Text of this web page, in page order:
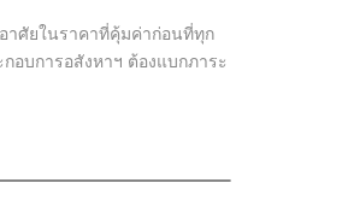
าศัยในราคาที่คุ้มค่าก่อนที่ทุก
อบการอสังหาฯ ต้องแบกภาระ